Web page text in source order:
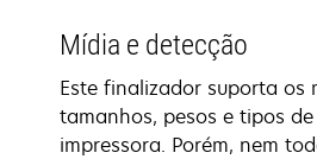
Mídia e detecção
Este finalizador suporta os
tamanhos, pesos e tipos
impressora. Porém, nem